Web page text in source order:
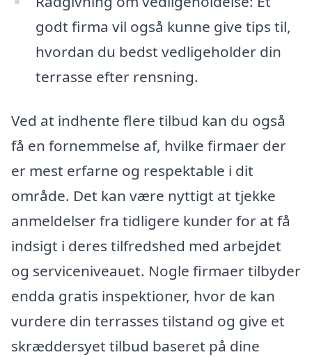
godt firma vil også kunne give tips til,
hvordan du bedst vedligeholder din
terrasse efter rensning.
Ved at indhente flere tilbud kan du også
få en fornemmelse af, hvilke firmaer der
er mest erfarne og respektable i dit
område. Det kan være nyttigt at tjekke
anmeldelser fra tidligere kunder for at få
indsigt i deres tilfredshed med arbejdet
og serviceniveauet. Nogle firmaer tilbyder
endda gratis inspektioner, hvor de kan
vurdere din terrasses tilstand og give et
skræddersyet tilbud baseret på dine